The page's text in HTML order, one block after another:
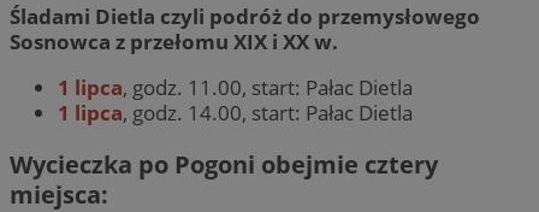
Śladami Dietla czyli podróż do przemysłowego
Sosnowca z przełomu XIX i XX w.
1 lipca, godz. 11.00, start: Pałac Dietla
1 lipca, godz. 14.00, start: Pałac Dietla
Wycieczka po Pogoni obejmie cztery
miejsca: